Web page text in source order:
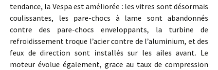
tendance, la Vespa est améliorée : les vitres sont désormais
coulissantes, les pare-chocs à lame sont abandonnés
contre des pare-chocs enveloppants, la turbine de
refroidissement troque l’acier contre de l’aluminium, et des
feux de direction sont installés sur les ailes avant. Le
moteur évolue également, grace au taux de compression